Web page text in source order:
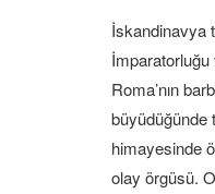
İskandinavya
İmparatorluğu
Roma’nın
büyüdüğünde
himayesinde
olay örgüsü.